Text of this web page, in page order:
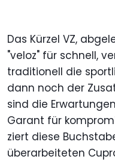
Das Kürzel VZ,
"veloz" für schnell,
traditionell die
dann noch der
sind die
Garant für
ziert diese
überarbeiteten